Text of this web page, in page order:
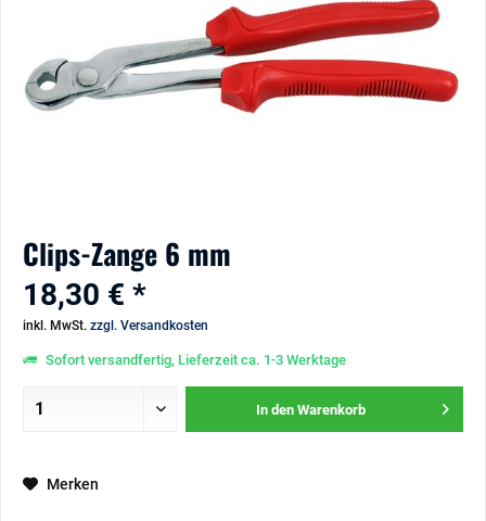
Clips-Zange 6 mm
18,30 € *
inkl. MwSt. zzgl. Versandkosten
Sofort versandfertig, Lieferzeit ca. 1-3 Werktage
In den Warenkorb
Merken